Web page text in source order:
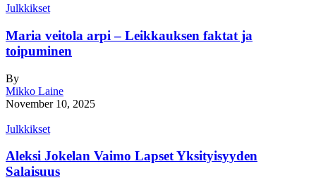
Julkkikset
Maria veitola arpi – Leikkauksen faktat ja
toipuminen
By
Mikko Laine
November 10, 2025
Julkkikset
Aleksi Jokelan Vaimo Lapset Yksityisyyden
Salaisuus